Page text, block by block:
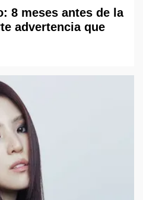
8 meses antes de la
advertencia que